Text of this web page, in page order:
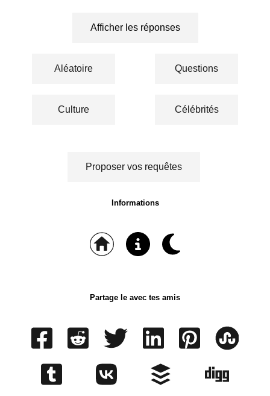
Afficher les réponses
Aléatoire Questions
Culture Célébrités
Proposer vos requêtes
Informations
Partage le avec tes amis